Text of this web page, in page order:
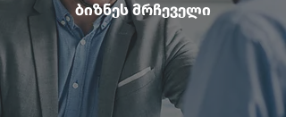
ბიზნეს მრჩეველი